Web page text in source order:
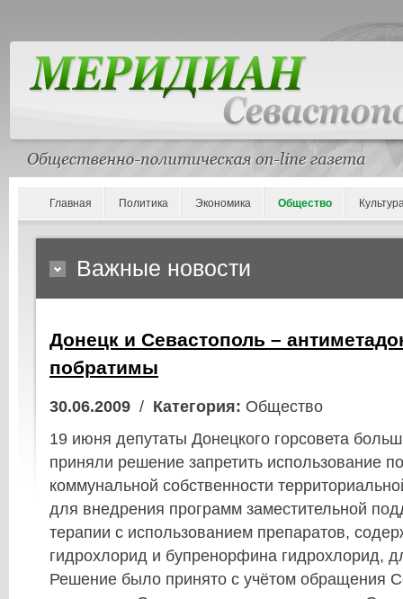
Главная Политика Экономика Общество
Важные новости
Донецк и Севастополь –
побратимы
30.06.2009 / Категория: Общество
19 июня депутаты Донецкого горсовета
приняли решение запретить использование
коммунальной собственности
для внедрения программ заместительной
терапии с использованием препаратов,
гидрохлорид и бупренорфина гидрохлорид,
Решение было принято с учётом обращения